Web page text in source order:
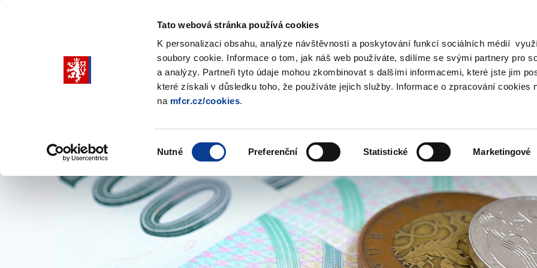
Tato webová stránka používá cookies
K personalizaci obsahu, analýze návštěvnosti a poskytování funkcí sociálních médií
soubory cookie. Informace o tom, jak náš web používáte, sdílíme se svými partnery pro
a analýzy. Partneři tyto údaje mohou zkombinovat s dalšími informacemi, které jste jim
které získali v důsledku toho, že používáte jejich služby. Informace o zpracování cookies
na mfcr.cz/cookies.
Nutné Preferenční Statistické Marketingové
Vyhledat
našeptaných
položek
submenu
submenu
politika
submenu
submenu
účetnictví